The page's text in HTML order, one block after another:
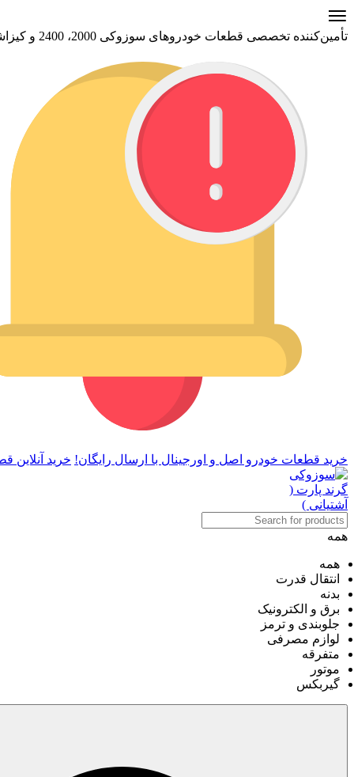
تأمین‌کننده تخصصی قطعات خودروهای سوزوکی 2000، 2400 و کیزاشی
خرید قطعات خودرو اصل و اورجینال با ارسال رایگان! خرید آنلاین
همه
همه
انتقال قدرت
بدنه
برق و الکترونیک
جلوبندی و ترمز
لوازم مصرفی
متفرقه
موتور
گیربکس